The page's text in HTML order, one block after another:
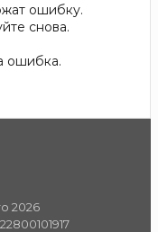
ошибку.
снова.
ошибка.
2026